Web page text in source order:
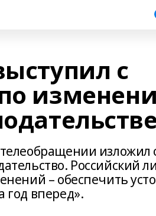
с
Российский
– обеспечить
год вперед».